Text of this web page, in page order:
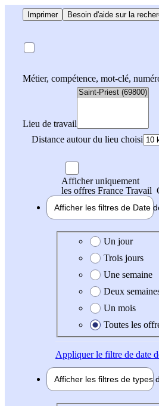
Imprimer Besoin d'aide sur la
Métier, compétence, mot-clé,
Lieu de travail
Distance autour du lieu choisi
Afficher uniquement
les offres France Travail
Afficher les filtres de Date
Date de création de l'offre
Un jour
Trois jours
Une semaine
Deux
Un mois
Toutes les
Appliquerle filtre de date
Afficher les filtres de types